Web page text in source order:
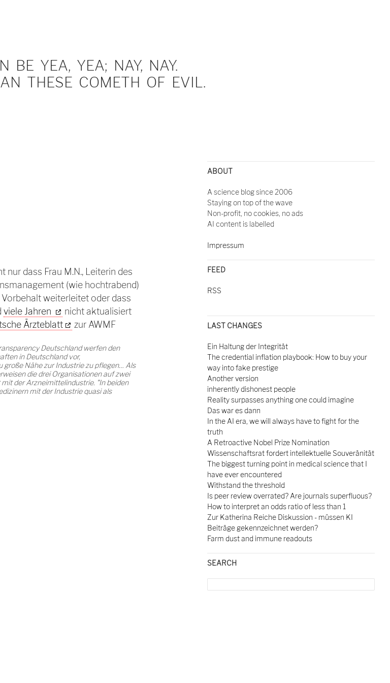
BE YEA, YEA; NAY, NAY.
THESE COMETH OF EVIL.
nur dass Frau M.N., Leiterin des
(wie hochtrabend)
weiterleitet oder dass
viele Jahren
nicht aktualisiert
Ärzteblatt zur AWMF
Deutschland werfen den
in Deutschland vor,
Nähe zur Industrie zu pflegen… Als
die drei Organisationen auf zwei
der Arzneimittelindustrie. "In beiden
mit der Industrie quasi als
ABOUT
A science blog since 2006
Staying on top of the wave
Non-profit, no cookies, no ads
AI content is labelled
Impressum
FEED
RSS
LAST CHANGES
Ein Haltung der Integrität
The credential inflation playbook: How to buy your
way into fake prestige
Another version
inherently dishonest people
Reality surpasses anything one could imagine
Das war es dann
In the AI era, we will always have to fight for the
truth
A Retroactive Nobel Prize Nomination
Wissenschaftsrat fordert intellektuelle Souveränität
The biggest turning point in medical science that I
have ever encountered
Withstand the threshold
Is peer review overrated? Are journals superfluous?
How to interpret an odds ratio of less than 1
Zur Katherina Reiche Diskussion - müssen KI
Beiträge gekennzeichnet werden?
Farm dust and immune readouts
SEARCH